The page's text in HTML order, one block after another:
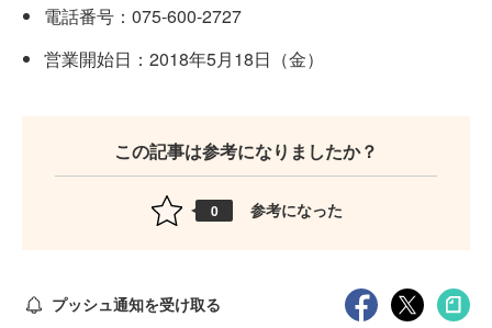
電話番号：075-600-2727
営業開始日：2018年5月18日（金）
この記事は参考になりましたか？
0 参考になった
プッシュ通知を受け取る